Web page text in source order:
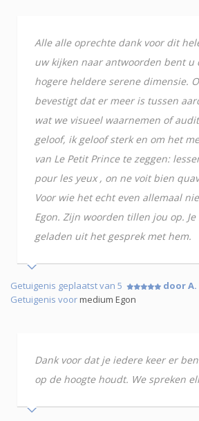
Alle alle oprechte dank voor dit
uw kijken naar antwoorden bent u
hogere heldere serene dimensie.
bevestigt dat er meer is tussen
wat we visueel waarnemen of
geloof, ik geloof sterk en om het
van Le Petit Prince te zeggen:
pour les yeux , on ne voit bien
Voor wie het echt even allemaal
Egon. Zijn woorden tillen jou op.
geladen uit het gesprek met hem.
Getuigenis geplaatst van 5
door A.
Getuigenis voormedium Egon
Dank voor dat je iedere keer er
op de hoogte houdt. We spreken